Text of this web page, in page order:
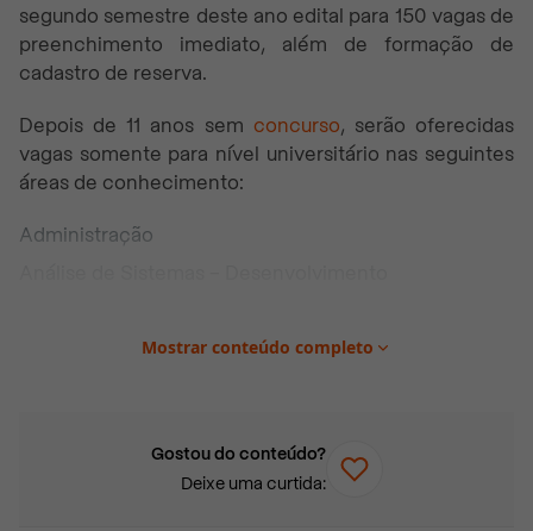
segundo semestre deste ano edital para 150 vagas de
preenchimento imediato, além de formação de
cadastro de reserva.
Depois de 11 anos sem concurso, serão oferecidas
vagas somente para nível universitário nas seguintes
áreas de conhecimento:
Administração
Análise de Sistemas – Cibersegurança
Ciências Contábeis
Mostrar conteúdo completo
Gostou do conteúdo?
Deixe uma curtida: